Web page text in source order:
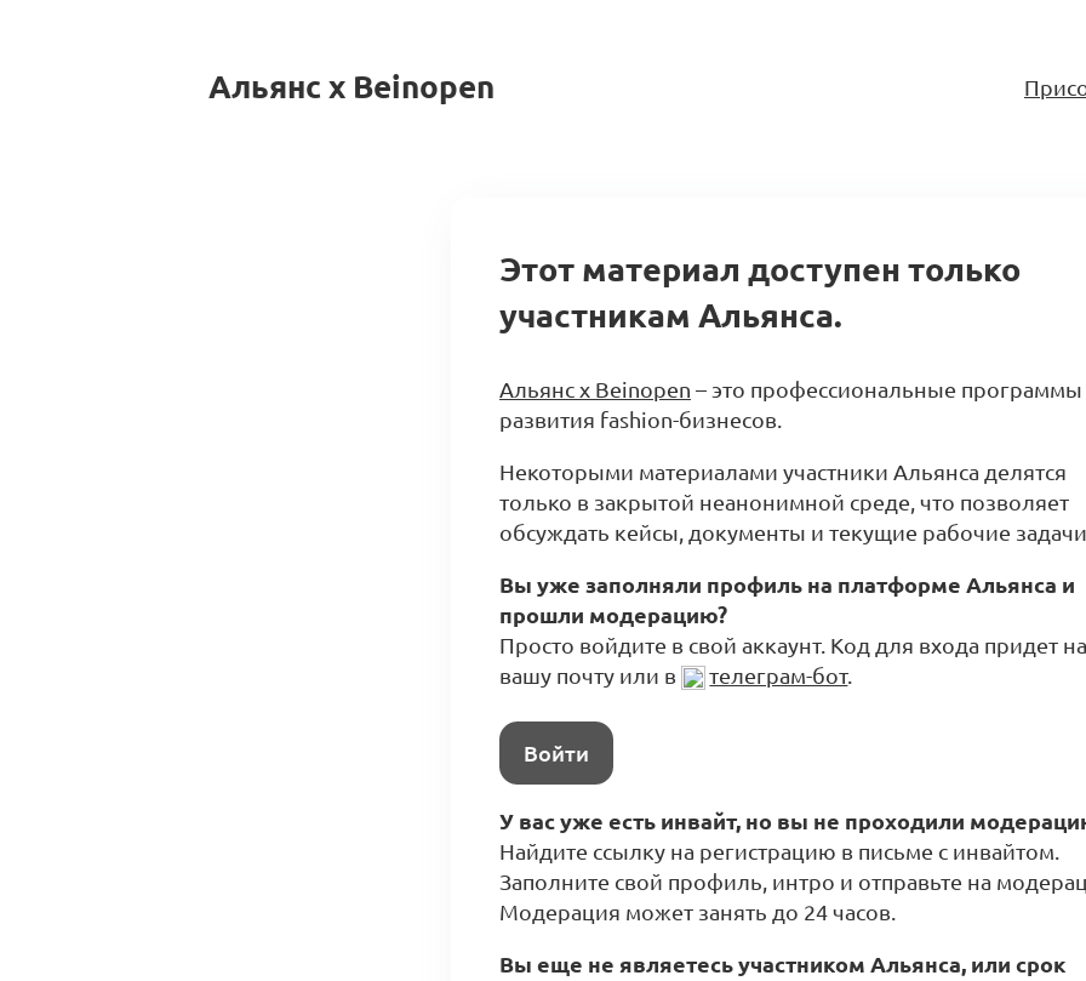
Альянс x Beinopen
Этот материал доступен только
участникам Альянса.
Альянс x Beinopen – это профессиональные программы
развития fashion-бизнесов.
Некоторыми материалами участники Альянса делятся
только в закрытой неанонимной среде, что позволяет
обсуждать кейсы, документы и текущие рабочие
Вы уже заполняли профиль на платформе Альянса и
прошли модерацию?
Просто войдите в свой аккаунт. Код для входа придет на
вашу почту или в
телеграм-бот.
Войти
У вас уже есть инвайт, но вы не проходили
Найдите ссылку на регистрацию в письме с инвайтом.
Заполните свой профиль, интро и отправьте на
Модерация может занять до 24 часов.
Вы еще не являетесь участником Альянса, или срок